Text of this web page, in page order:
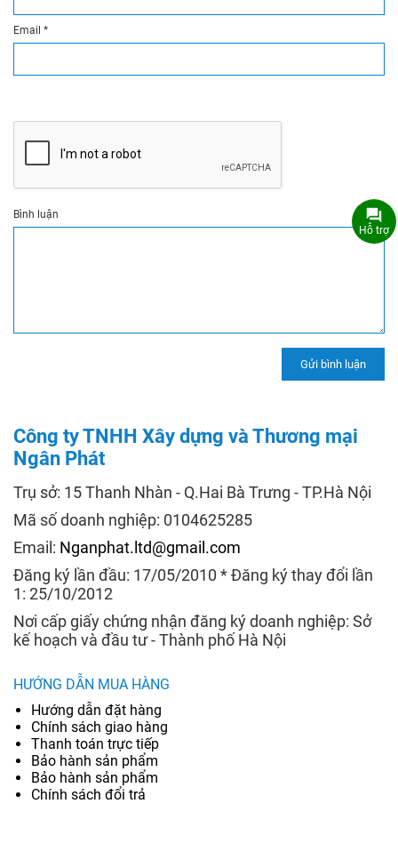
Email *
Bình luận
Công ty TNHH Xây dựng và Thương mại
Ngân Phát
Trụ sở: 15 Thanh Nhàn - Q.Hai Bà Trưng - TP.Hà Nội
Mã số doanh nghiệp: 0104625285
Email: Nganphat.ltd@gmail.com
Đăng ký lần đầu: 17/05/2010 * Đăng ký thay đổi lần
1: 25/10/2012
Nơi cấp giấy chứng nhận đăng ký doanh nghiệp: Sở
kế hoạch và đầu tư - Thành phố Hà Nội
HƯỚNG DẪN MUA HÀNG
Hướng dẫn đặt hàng
Chính sách giao hàng
Thanh toán trực tiếp
Bảo hành sản phẩm
Bảo hành sản phẩm
Chính sách đổi trả
Hỗ trợ